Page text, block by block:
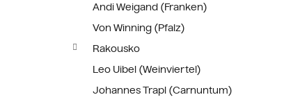
Andi Weigand (Franken)
Von Winning (Pfalz)
Rakousko
Leo Uibel (Weinviertel)
Johannes Trapl (Carnuntum)